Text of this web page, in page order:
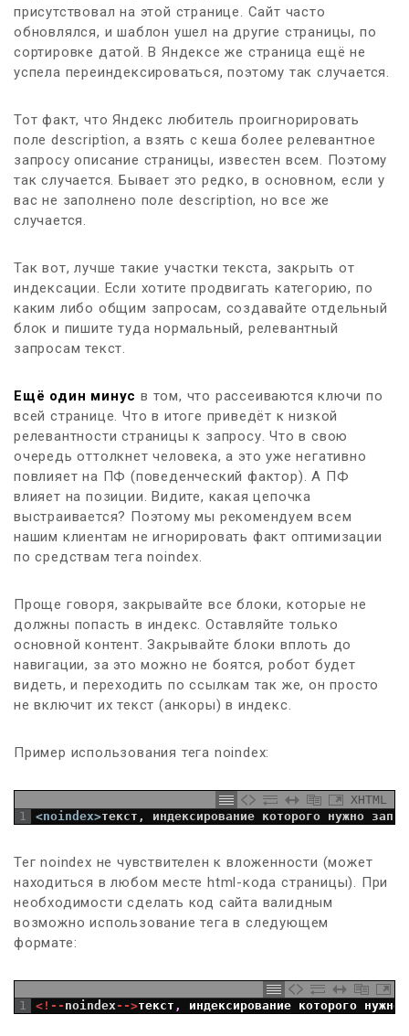
присутствовал на этой странице. Сайт часто
обновлялся, и шаблон ушел на другие страницы, по
сортировке датой. В Яндексе же страница ещё не
успела переиндексироваться, поэтому так случается.
Тот факт, что Яндекс любитель проигнорировать
поле description, а взять с кеша более релевантное
запросу описание страницы, известен всем. Поэтому
так случается. Бывает это редко, в основном, если у
вас не заполнено поле description, но все же
случается.
Так вот, лучше такие участки текста, закрыть от
индексации. Если хотите продвигать категорию, по
каким либо общим запросам, создавайте отдельный
блок и пишите туда нормальный, релевантный
запросам текст.
Ещё один минус в том, что рассеиваются ключи по
всей странице. Что в итоге приведёт к низкой
релевантности страницы к запросу. Что в свою
очередь оттолкнет человека, а это уже негативно
повлияет на ПФ (поведенческий фактор). А ПФ
влияет на позиции. Видите, какая цепочка
выстраивается? Поэтому мы рекомендуем всем
нашим клиентам не игнорировать факт оптимизации
по средствам тега noindex.
Проще говоря, закрывайте все блоки, которые не
должны попасть в индекс. Оставляйте только
основной контент. Закрывайте блоки вплоть до
навигации, за это можно не боятся, робот будет
видеть, и переходить по ссылкам так же, он просто
не включит их текст (анкоры) в индекс.
Пример использования тега noindex:
XHTML
1
<noindex>текст, индексирование которого нужно
Тег noindex не чувствителен к вложенности (может
находиться в любом месте html-кода страницы). При
необходимости сделать код сайта валидным
возможно использование тега в следующем
формате:
1 < ! -- noindex-->текст , индексирование которого нужно